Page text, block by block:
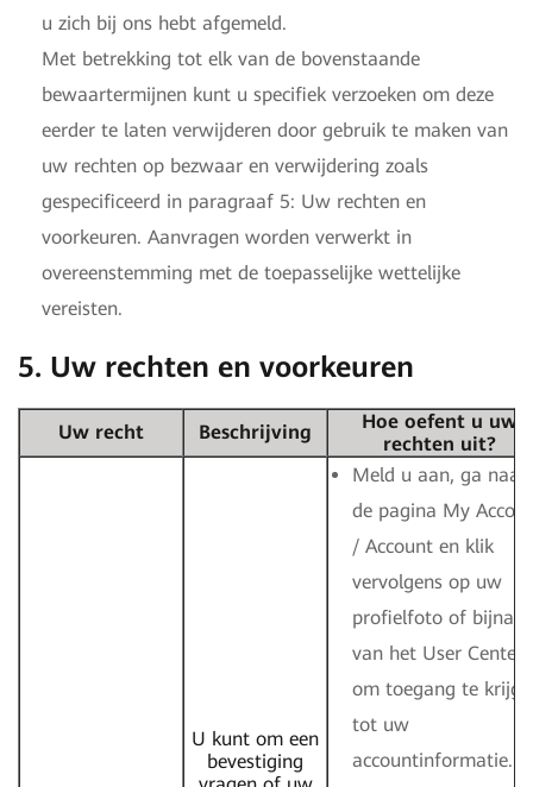
u zich bij ons hebt afgemeld.
Met betrekking tot elk van de bovenstaande
bewaartermijnen kunt u specifiek verzoeken om deze
eerder te laten verwijderen door gebruik te maken van
uw rechten op bezwaar en verwijdering zoals
gespecificeerd in paragraaf 5: Uw rechten en
voorkeuren. Aanvragen worden verwerkt in
overeenstemming met de toepasselijke wettelijke
vereisten.
5. Uw rechten en voorkeuren
Uw recht Beschrijving
Hoe oefent u uw
rechten uit?
U kunt om een
bevestiging
Meld u aan, ga naar
de pagina My
/ Account en klik
vervolgens op uw
profielfoto of
van het User Center
om toegang te
tot uw
accountinformatie. U